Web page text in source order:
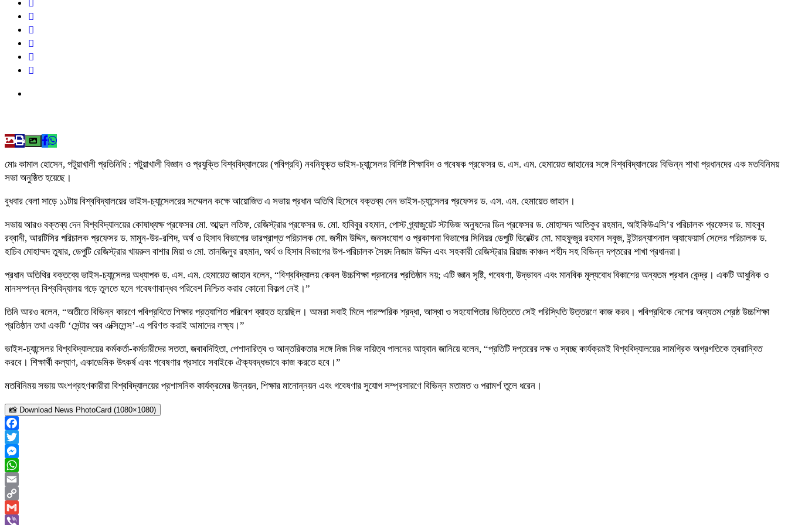
মোঃ কামাল হোসেন, পটুয়াখালী প্রতিনিধি : পটুয়াখালী বিজ্ঞান ও প্রযুক্তি বিশ্ববিদ্যালয়ের (পবিপ্রবি) নবনিযুক্ত ভাইস-চ্যান্সেলর বিশিষ্ট শিক্ষাবিদ ও গবেষক প্রফেসর ড. এস. এম. হেমায়েত জাহানের সঙ্গে বিশ্ববিদ্যালয়ের বিভিন্ন শাখা প্রধানদের এক মতবিনিময়
সভা অনুষ্ঠিত হয়েছে।
বুধবার বেলা সাড়ে ১১টায় বিশ্ববিদ্যালয়ের ভাইস-চ্যান্সেলরের সম্মেলন কক্ষে আয়োজিত এ সভায় প্রধান অতিথি হিসেবে বক্তব্য দেন ভাইস-চ্যান্সেলর প্রফেসর ড. এস. এম. হেমায়েত জাহান।
সভায় আরও বক্তব্য দেন বিশ্ববিদ্যালয়ের কোষাধ্যক্ষ প্রফেসর মো. আব্দুল লতিফ, রেজিস্ট্রার প্রফেসর ড. মো. হাবিবুর রহমান, পোস্ট গ্র্যাজুয়েট স্টাডিজ অনুষদের ডিন প্রফেসর ড. মোহাম্মদ আতিকুর রহমান, আইকিউএসি’র পরিচালক প্রফেসর ড. মাহবুব
রব্বানী, আরটিসির পরিচালক প্রফেসর ড. মামুন-উর-রশিদ, অর্থ ও হিসাব বিভাগের ভারপ্রাপ্ত পরিচালক মো. জসীম উদ্দিন, জনসংযোগ ও প্রকাশনা বিভাগের সিনিয়র ডেপুটি ডিরেক্টর মো. মাহফুজুর রহমান সবুজ, ইন্টারন্যাশনাল অ্যাফেয়ার্স সেলের পরিচালক ড.
হাচিব মোহাম্মদ তুষার, ডেপুটি রেজিস্ট্রার খায়রুল বাশার মিয়া ও মো. তানজিলুর রহমান, অর্থ ও হিসাব বিভাগের উপ-পরিচালক সৈয়দ নিজাম উদ্দিন এবং সহকারী রেজিস্ট্রার রিয়াজ কাঞ্চন শহীদ সহ বিভিন্ন দপ্তরের শাখা প্রধানরা।
প্রধান অতিথির বক্তব্যে ভাইস-চ্যান্সেলর অধ্যাপক ড. এস. এম. হেমায়েত জাহান বলেন, “বিশ্ববিদ্যালয় কেবল উচ্চশিক্ষা প্রদানের প্রতিষ্ঠান নয়; এটি জ্ঞান সৃষ্টি, গবেষণা, উদ্ভাবন এবং মানবিক মূল্যবোধ বিকাশের অন্যতম প্রধান কেন্দ্র। একটি আধুনিক ও
মানসম্পন্ন বিশ্ববিদ্যালয় গড়ে তুলতে হলে গবেষণাবান্ধব পরিবেশ নিশ্চিত করার কোনো বিকল্প নেই।”
তিনি আরও বলেন, “অতীতে বিভিন্ন কারণে পবিপ্রবিতে শিক্ষার প্রত্যাশিত পরিবেশ ব্যাহত হয়েছিল। আমরা সবাই মিলে পারস্পরিক শ্রদ্ধা, আস্থা ও সহযোগিতার ভিত্তিতে সেই পরিস্থিতি উত্তরণে কাজ করব। পবিপ্রবিকে দেশের অন্যতম শ্রেষ্ঠ উচ্চশিক্ষা
প্রতিষ্ঠান তথা একটি ‘সেন্টার অব এক্সিলেন্স’-এ পরিণত করাই আমাদের লক্ষ্য।”
ভাইস-চ্যান্সেলর বিশ্ববিদ্যালয়ের কর্মকর্তা-কর্মচারীদের সততা, জবাবদিহিতা, পেশাদারিত্ব ও আন্তরিকতার সঙ্গে নিজ নিজ দায়িত্ব পালনের আহ্বান জানিয়ে বলেন, “প্রতিটি দপ্তরের দক্ষ ও স্বচ্ছ কার্যক্রমই বিশ্ববিদ্যালয়ের সামগ্রিক অগ্রগতিকে ত্বরান্বিত
করবে। শিক্ষার্থী কল্যাণ, একাডেমিক উৎকর্ষ এবং গবেষণার প্রসারে সবাইকে ঐক্যবদ্ধভাবে কাজ করতে হবে।”
মতবিনিময় সভায় অংশগ্রহণকারীরা বিশ্ববিদ্যালয়ের প্রশাসনিক কার্যক্রমের উন্নয়ন, শিক্ষার মানোন্নয়ন এবং গবেষণার সুযোগ সম্প্রসারণে বিভিন্ন মতামত ও পরামর্শ তুলে ধরেন।
📸 Download News PhotoCard (1080×1080)
Facebook
Twitter
Messenger
WhatsApp
Email
Copy
Link
Gmail